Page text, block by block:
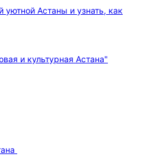
уютной Астаны и узнать, как